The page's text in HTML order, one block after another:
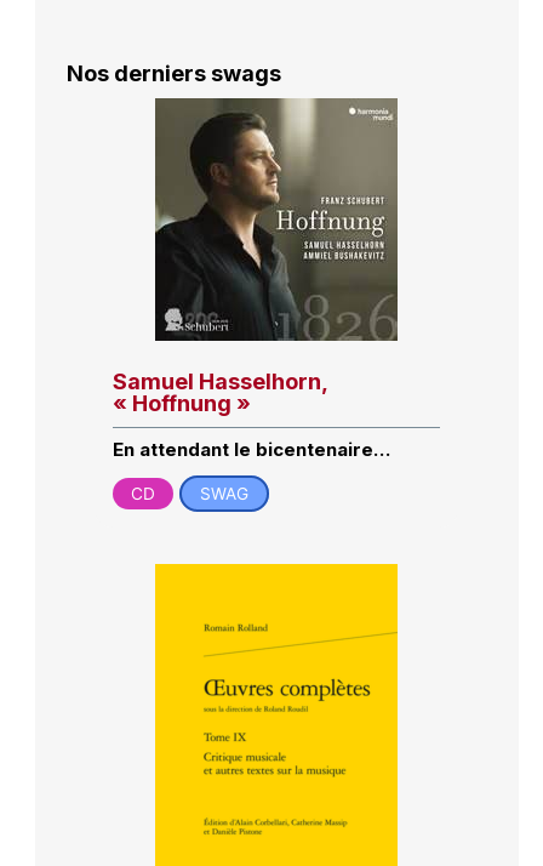
Nos derniers swags
Samuel Hasselhorn,
« Hoffnung »
En attendant le bicentenaire…
CD SWAG